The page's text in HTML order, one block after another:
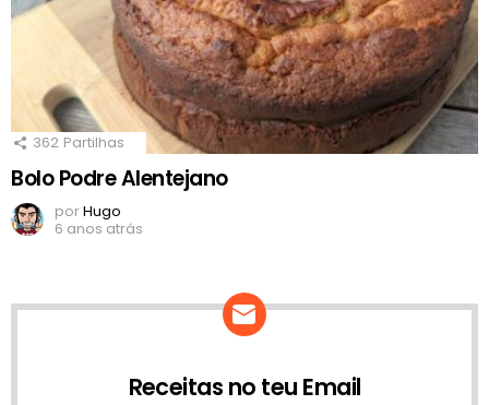
362 Partilhas
Bolo Podre Alentejano
porHugo
6 anos atrás
Receitas no teu Email